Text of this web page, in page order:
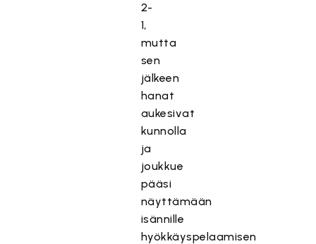
2-
1,
mutta
sen
jälkeen
hanat
aukesivat
kunnolla
ja
joukkue
pääsi
näyttämään
isännille
hyökkäyspelaamisen